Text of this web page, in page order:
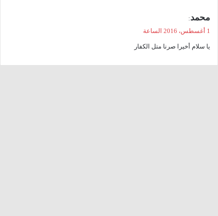
ل
محمد:
1 أغسطس، 2016 الساعة
يا سلام أخيرا صرنا متل الكفار